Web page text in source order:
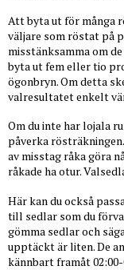
Att byta ut för många
väljare som röstat på
misstänksamma om
byta ut fem eller tio
ögonbryn. Om detta
valresultatet enkelt
Om du inte har lojala
påverka
av misstag råka göra
råkade ha otur.
Här kan du också
till sedlar som du
gömma sedlar och
upptäckt är liten. De
kännbart framåt